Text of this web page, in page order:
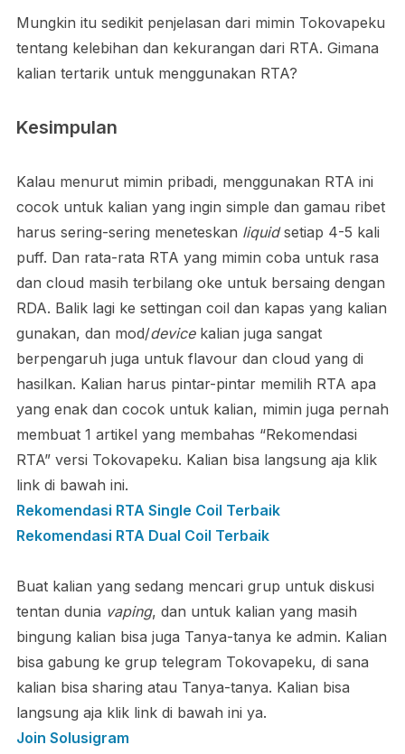
Mungkin itu sedikit penjelasan dari mimin Tokovapeku
tentang kelebihan dan kekurangan dari RTA. Gimana
kalian tertarik untuk menggunakan RTA?
Kesimpulan
Kalau menurut mimin pribadi, menggunakan RTA ini
cocok untuk kalian yang ingin simple dan gamau ribet
harus sering-sering meneteskan liquidsetiap 4-5 kali
puff. Dan rata-rata RTA yang mimin coba untuk rasa
dan cloud masih terbilang oke untuk bersaing dengan
RDA. Balik lagi ke settingan coil dan kapas yang kalian
gunakan, dan mod/devicekalian juga sangat
berpengaruh juga untuk flavour dan cloud yang di
hasilkan. Kalian harus pintar-pintar memilih RTA apa
yang enak dan cocok untuk kalian, mimin juga pernah
membuat 1 artikel yang membahas “Rekomendasi
RTA” versi Tokovapeku. Kalian bisa langsung aja klik
link di bawah ini.
Rekomendasi RTA Single Coil Terbaik
Rekomendasi RTA Dual Coil Terbaik
Buat kalian yang sedang mencari grup untuk diskusi
tentan dunia vaping, dan untuk kalian yang masih
bingung kalian bisa juga Tanya-tanya ke admin. Kalian
bisa gabung ke grup telegram Tokovapeku, di sana
kalian bisa sharing atau Tanya-tanya. Kalian bisa
langsung aja klik link di bawah ini ya.
Join Solusigram